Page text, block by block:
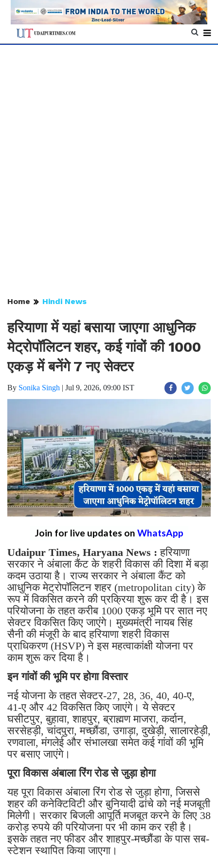
Home Hindi News
हरियाणा में यहां बसाया जाएगा आधुनिक
मेट्रोपॉलिटन शहर, कई गांवों की 1000
एकड़ में बनेंगे 7 नए सेक्टर
By Sonika Singh | Jul 9, 2026, 09:00 IST
Join for live updates on WhatsApp
Udaipur Times, Haryana News :हरियाणा
सरकार ने अंबाला कैंट के शहरी विकास की दिशा में बड़ा
कदम उठाया है। राज्य सरकार ने अंबाला कैंट को
आधुनिक मेट्रोपॉलिटन शहर (metropolitan city) के
रूप में विकसित करने की प्रक्रिया शुरू कर दी है। इस
परियोजना के तहत करीब 1000 एकड़ भूमि पर सात नए
सेक्टर विकसित किए जाएंगे। मुख्यमंत्री नायब सिंह
सैनी की मंजूरी के बाद हरियाणा शहरी विकास
प्राधिकरण (HSVP) ने इस महत्वाकांक्षी योजना पर
काम शुरू कर दिया है।
इन गांवों की भूमि पर होगा विस्तार
नई योजना के तहत सेक्टर-27, 28, 36, 40, 40-ए,
41-ए और 42 विकसित किए जाएंगे। ये सेक्टर
घसीटपुर, बुहावा, शाहपुर, ब्राह्मण माजरा, कर्दान,
सरसेहड़ी, चांदपुरा, मच्छौंडा, उगाड़ा, दुखेड़ी, सालारहेड़ी,
रणवाला, मंगलेई और संभालखा समेत कई गांवों की भूमि
पर बसाए जाएंगे।
पूरा विकास अंबाला रिंग रोड से जुड़ा होगा
यह पूरा विकास अंबाला रिंग रोड से जुड़ा होगा, जिससे
शहर की कनेक्टिविटी और बुनियादी ढांचे को नई मजबूती
मिलेगी। सरकार बिजली आपूर्ति मजबूत करने के लिए 38
करोड़ रुपये की परियोजना पर भी काम कर रही है।
इसके तहत नए फीडर और शाहपुर-मच्छौंडा के पास सब-
स्टेशन स्थापित किया जाएगा।